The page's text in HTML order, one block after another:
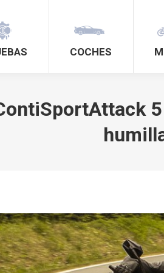
COCHES